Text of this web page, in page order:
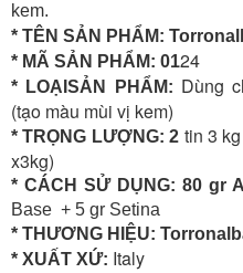
kem.
* TÊN SẢN PHẨM:
* MÃ SẢN PHẨM: 0124
* LOẠISẢN PHẨM: Dùng
(tạo màu mùi vị kem)
* TRỌNG LƯỢNG: 2 tin 3
x3kg)
* CÁCH SỬ DỤNG: 80 gr
Base + 5 gr Setina
* THƯƠNG HIỆU:
* XUẤT XỨ: Italy